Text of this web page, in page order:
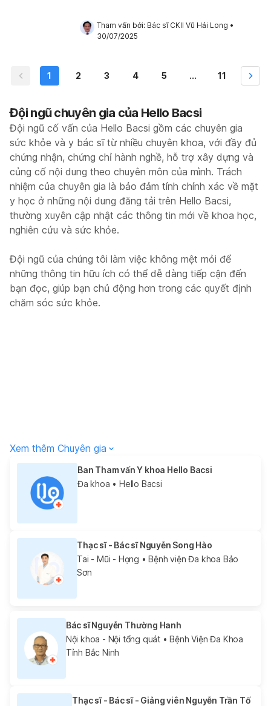
Tham vấn bởi: Bác sĩ CKII Vũ Hải Long •
30/07/2025
1 2 3 4 5 ... 11
Đội ngũ chuyên gia của Hello Bacsi
Đội ngũ cố vấn của Hello Bacsi gồm các chuyên gia
sức khỏe và y bác sĩ từ nhiều chuyên khoa, với đầy đủ
chứng nhận, chứng chỉ hành nghề, hỗ trợ xây dựng và
củng cố nội dung theo chuyên môn của mình. Trách
nhiệm của chuyên gia là bảo đảm tính chính xác về mặt
y học ở những nội dung đăng tải trên Hello Bacsi,
thường xuyên cập nhật các thông tin mới về khoa học,
nghiên cứu và sức khỏe.
Đội ngũ của chúng tôi làm việc không mệt mỏi để
những thông tin hữu ích có thể dễ dàng tiếp cận đến
bạn đọc, giúp bạn chủ động hơn trong các quyết định
chăm sóc sức khỏe.
Xem thêm Chuyên gia
Ban Tham vấn Y khoa Hello Bacsi
Đa khoa • Hello Bacsi
Thạc sĩ - Bác sĩ Nguyễn Song Hào
Tai - Mũi - Họng • Bệnh viện Đa khoa Bảo
Sơn
Bác sĩ Nguyễn Thường Hanh
Nội khoa - Nội tổng quát• Bệnh Viện Đa Khoa
Tỉnh Bắc Ninh
Thạc sĩ - Bác sĩ - Giảng viên Nguyễn Trần Tố